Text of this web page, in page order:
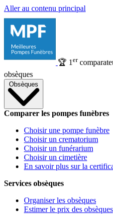
Aller au contenu principal
🏆 1 er
obsèques
Obsèques
Comparer les pompes funèbres
Choisir une pompe funèbre
Choisir un crematorium
Choisir un funérarium
Choisir un cimetière
En savoir plus sur la
Services obsèques
Organiser les obsèques
Estimer le prix des obsèques